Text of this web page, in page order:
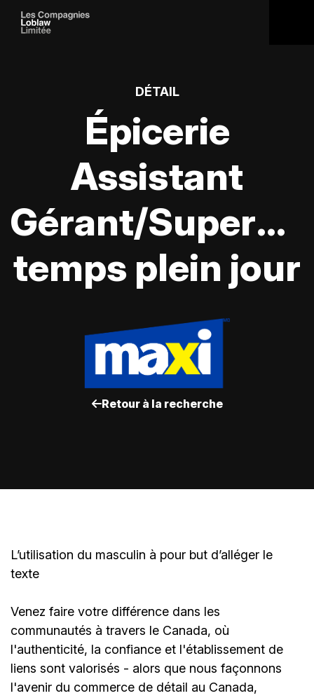
DÉTAIL
Épicerie
Assistant
Gérant/
temps plein jour
Retour à la recherche
L’utilisation du masculin à pour but d’alléger le
texte
Venez faire votre différence dans les
communautés à travers le Canada, où
l'authenticité, la confiance et l'établissement de
liens sont valorisés - alors que nous façonnons
l'avenir du commerce de détail au Canada,